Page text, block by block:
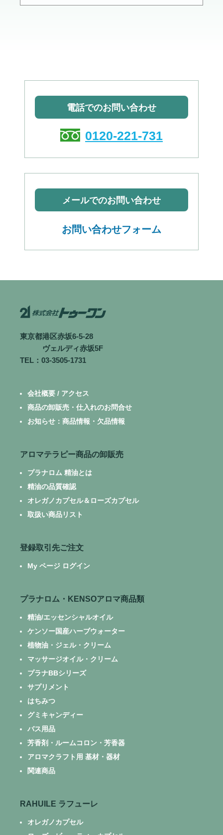
電話でのお問い合わせ
0120-221-731
メールでのお問い合わせ
お問い合わせフォーム
東京都港区赤坂6-5-28
ヴェルディ赤坂5F
TEL：03-3505-1731
会社概要 / アクセス
商品の卸販売・仕入れのお問合せ
お知らせ：商品情報・欠品情報
アロマテラピー商品の卸販売
プラナロム 精油とは
精油の品質確認
オレガノカプセル＆ローズカプセル
取扱い商品リスト
登録取引先ご注文
My ページ ログイン
プラナロム・KENSOアロマ商品類
精油/エッセンシャルオイル
ケンソー国産ハーブウォーター
植物油・ジェル・クリーム
マッサージオイル・クリーム
プラナBBシリーズ
サプリメント
はちみつ
グミキャンディー
バス用品
芳香剤・ルームコロン・芳香器
アロマクラフト用 基材・器材
関連商品
RAHUILE ラフューレ
オレガノカプセル